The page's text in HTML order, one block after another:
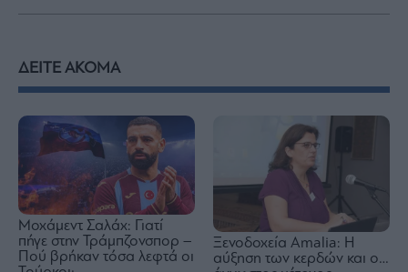
ΔΕΙΤΕ ΑΚΟΜΑ
Μοχάμεντ Σαλάχ: Γιατί
πήγε στην Τράμπζονσπορ –
Πού βρήκαν τόσα λεφτά οι
Ξενοδοχεία Amalia: H
αύξηση των κερδών και ο…